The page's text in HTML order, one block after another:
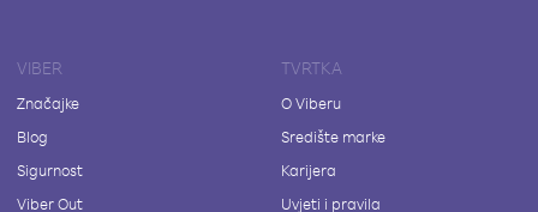
VIBER
Značajke
Blog
Sigurnost
Viber Out
TVRTKA
O Viberu
Središte marke
Karijera
Uvjeti i pravila